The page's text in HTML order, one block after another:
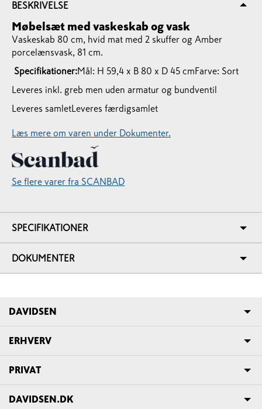
BESKRIVELSE
Møbelsæt med vaskeskab og vask
Vaskeskab 80 cm, hvid mat med 2 skuffer og Amber
porcelænsvask, 81 cm.
Specifikationer:Mål: H 59,4 x B 80 x D 45 cmFarve: Sort
Leveres inkl. greb men uden armatur og bundventil
Leveres samlet Leveres færdigsamlet
Læs mere om varen under Dokumenter.
Se flere varer fra SCANBAD
SPECIFIKATIONER
DOKUMENTER
DAVIDSEN
ERHVERV
PRIVAT
DAVIDSEN.DK